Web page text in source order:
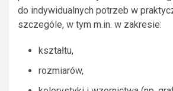
do indywidualnych potrzeb w
szczególe, w tym m.in. w zakresie:
kształtu,
rozmiarów,